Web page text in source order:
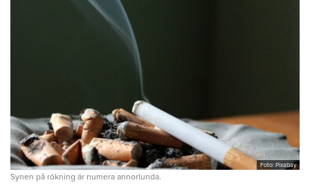
Foto: Pixabay
Synen på rökning är numera annorlunda.